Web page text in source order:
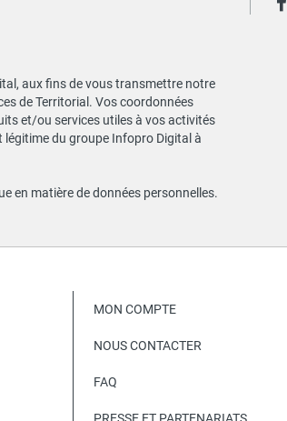
aux fins de vous transmettre notre
de Territorial. Vos coordonnées
et/ou services utiles à vos activités
du groupe Infopro Digital à
en matière de données personnelles.
MON COMPTE
NOUS CONTACTER
FAQ